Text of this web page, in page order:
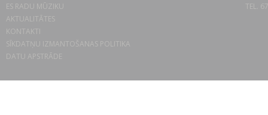
ES RADU MŪZIKU
AKTUALITĀTES
KONTAKTI
SĪKDATŅU IZMANTOŠANAS POLITIKA
DATU APSTRĀDE
TEL.